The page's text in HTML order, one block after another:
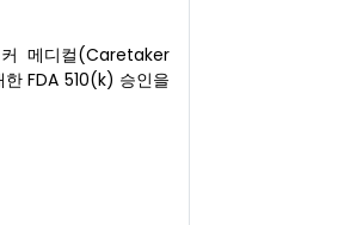
메디컬(Caretaker
FDA 510(k) 승인을